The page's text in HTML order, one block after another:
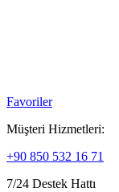
Favoriler
Müşteri Hizmetleri:
+90 850 532 16 71
7/24 Destek Hattı